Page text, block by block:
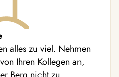
alles zu viel. Nehmen
Ihren Kollegen an,